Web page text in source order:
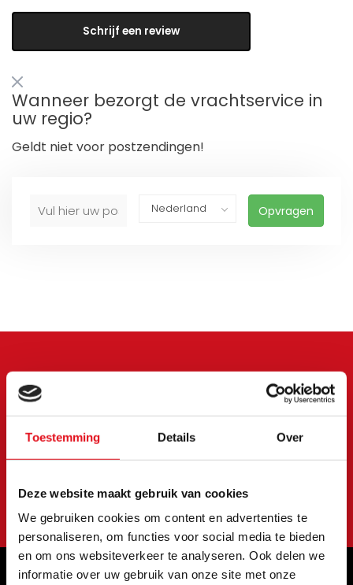
Toestemming Details Over
Deze website maakt gebruik van cookies
We gebruiken cookies om content en advertenties te
personaliseren, om functies voor social media te bieden
en om ons websiteverkeer te analyseren. Ook delen we
informatie over uw gebruik van onze site met onze
Schrijf een review
Wanneer bezorgt de vrachtservice in
uw regio?
Geldt niet voor postzendingen!
Opvragen
Meld je aan voor onze
nieuwsbrief
Blijf op de hoogte van onze laatste acties en
aanbiedingen